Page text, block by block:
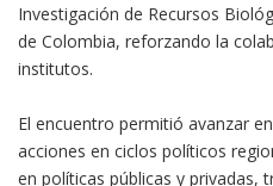
Investigación de Recursos
de Colombia, reforzando la
institutos.
El encuentro permitió avanzar
acciones en ciclos políticos
en políticas públicas y privadas,